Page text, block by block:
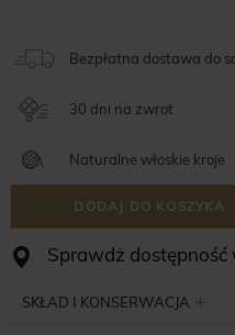
Bezpłatna dostawa do
30 dni na zwrot
Naturalne włoskie kroje
DODAJ DO KOSZYKA
Sprawdż dostępność
SKŁAD I KONSERWACJA